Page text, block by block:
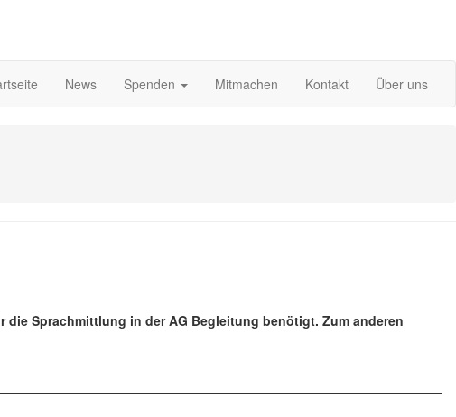
News Spenden Mitmachen Kontakt Über uns
Sprachmittlung in der AG Begleitung benötigt. Zum anderen